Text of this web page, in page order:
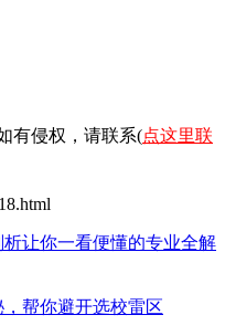
有侵权，请联系(点这里联
让你一看便懂的专业全解
帮你避开选校雷区